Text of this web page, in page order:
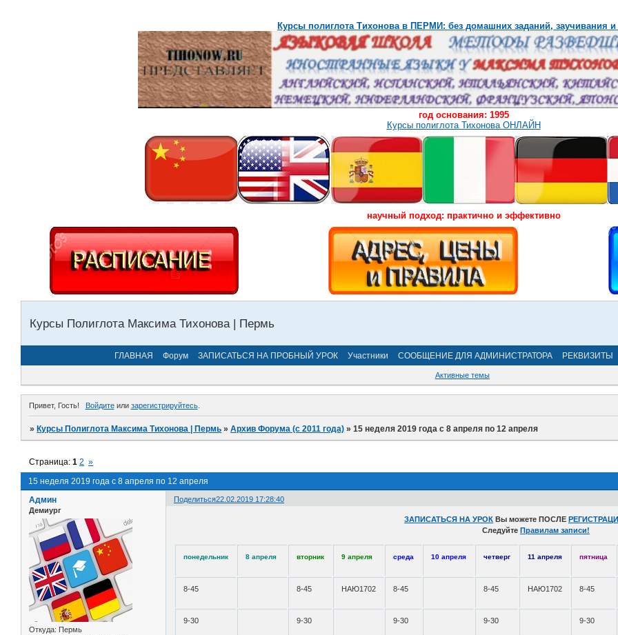
Курсы полиглота Тихонова в ПЕРМИ: без домашних заданий, заучивания и
год основания: 1995
Курсы полиглота Тихонова ОНЛАЙН
научный подход: практично и эффективно
Курсы Полиглота Максима Тихонова | Пермь
ГЛАВНАЯ Форум ЗАПИСАТЬСЯ НА ПРОБНЫЙ УРОК Участники СООБЩЕНИЕ ДЛЯ АДМИНИСТРАТОРА РЕКВИЗИТЫ
Активные темы
Привет, Гость! Войдитеили зарегистрируйтесь.
»Курсы Полиглота Максима Тихонова | Пермь »Архив Форума (с 2011 года) »15 неделя 2019 года с 8 апреля по 12 апреля
15 неделя 2019 года с 8 апреля по 12 апреля
Страница:1 2 »
Поделиться22.02.2019 17:28:40
Админ
Демиург
Откуда: Пермь
ЗАПИСАТЬСЯ НА УРОК Вы можете ПОСЛЕ
Следуйте Правилам записи!
понедельник 8 апреля вторник 9 апреля среда 10 апреля четверг 11 апреля пятница
8-45 8-45 НАЮ1702 8-45 8-45 НАЮ1702 8-45
9-30 9-30 9-30 9-30 9-30